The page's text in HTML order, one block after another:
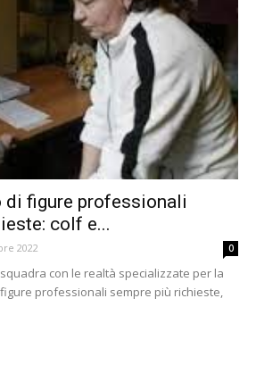
di figure professionali
colf e...
2022 0
con le realtà specializzate per la
professionali sempre più richieste,